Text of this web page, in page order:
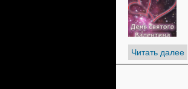
Читать далее